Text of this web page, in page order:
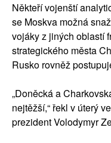
Někteří vojenští
se Moskva možná
vojáky z jiných oblastí
strategického města
Rusko rovněž
„Doněcká a
nejtěžší,“ řekl v úterý
prezident Volodymyr